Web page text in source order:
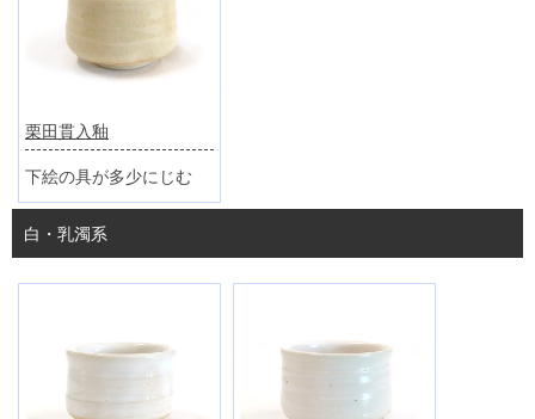
栗田貫入釉
下絵の具が多少にじむ
白・乳濁系